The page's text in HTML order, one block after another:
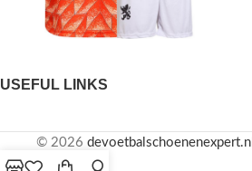
USEFUL LINKS
© 2026 devoetbalschoenenexpert.nl